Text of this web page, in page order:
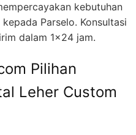
kebutuhan
Parselo. Konsultasi
dalam 1×24 jam.
Pilihan
Leher Custom